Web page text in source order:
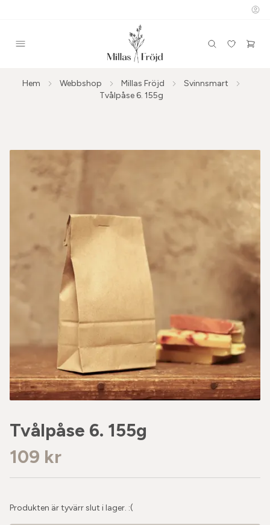
Hem Webbshop Millas Fröjd
Svinnsmart
Tvålpåse 6. 155g
Tvålpåse 6. 155g
109 kr
Produkten är tyvärr slut i lager. :(